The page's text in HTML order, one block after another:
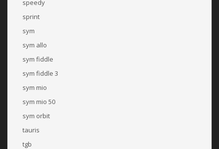
speedy
sprint
sym
sym allo
sym fiddle
sym fiddle 3
sym mio
sym mio 50
sym orbit
tauris
tgb